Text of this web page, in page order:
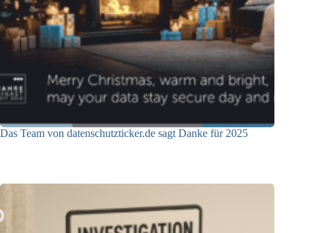
Das Team von datenschutzticker.de sagt Danke für 2025